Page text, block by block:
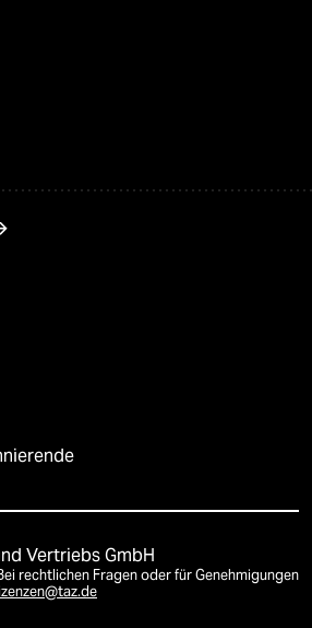
Vertriebs GmbH
rechtlichen Fragen oder für Genehmigungen